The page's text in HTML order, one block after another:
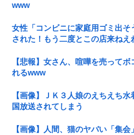
www
女性「コンビニに家庭用ゴミ出そ
された！もう二度とこの店来ねえ
【悲報】女さん、喧嘩を売って
れるwww
【画像】ＪＫ３人娘のえちえち
国放送されてしまう
【画像】人間、猫のヤバい「集